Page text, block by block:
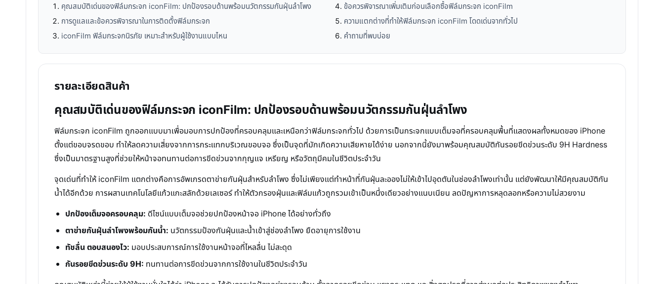
คุณสมบัติเด่นของฟิล์มกระจก iconFilm: ปกป้องรอบด้านพร้อมนวัตกรรมกันฝุ่นลำโพง
การดูแลและข้อควรพิจารณาในการติดตั้งฟิล์มกระจก
iconFilm ฟิล์มกระจกนิรภัย เหมาะสำหรับผู้ใช้งานแบบไหน
ข้อควรพิจารณาเพิ่มเติมก่อนเลือกซื้อฟิล์มกระจก iconFilm
ความแตกต่างที่ทำให้ฟิล์มกระจก iconFilm โดดเด่นจากทั่วไป
คำถามที่พบบ่อย
รายละเอียดสินค้า
คุณสมบัติเด่นของฟิล์มกระจก iconFilm: ปกป้องรอบด้านพร้อมนวัตกรรมกันฝุ่นลำโพง
ฟิล์มกระจก iconFilm ถูกออกแบบมาเพื่อมอบการปกป้องที่ครอบคลุมและเหนือกว่าฟิล์มกระจกทั่วไป ด้วยการเป็นกระจกแบบเต็มจอที่ครอบคลุมพื้นที่แสดงผลทั้งหมดของ iPhone
ตั้งแต่ขอบจรดขอบ ทำให้ลดความเสี่ยงจากการกระแทกบริเวณขอบจอ ซึ่งเป็นจุดที่มักเกิดความเสียหายได้ง่าย นอกจากนี้ยังมาพร้อมคุณสมบัติกันรอยขีดข่วนระดับ 9H Hardness
ซึ่งเป็นมาตรฐานสูงที่ช่วยให้หน้าจอทนทานต่อการขีดข่วนจากกุญแจ เหรียญ หรือวัตถุมีคมในชีวิตประจำวัน
จุดเด่นที่ทำให้ iconFilm แตกต่างคือการอัพเกรดตาข่ายกันฝุ่นสำหรับลำโพง ซึ่งไม่เพียงแต่ทำหน้าที่กันฝุ่นละอองไม่ให้เข้าไปอุดตันในช่องลำโพงเท่านั้น แต่ยังพัฒนาให้มีคุณสมบัติกัน
น้ำได้อีกด้วย การผสานเทคโนโลยีแก้วแกะสลักด้วยเลเซอร์ ทำให้ตัวกรองฝุ่นและฟิล์มแก้วถูกรวมเข้าเป็นหนึ่งเดียวอย่างแนบเนียน ลดปัญหาการหลุดลอกหรือความไม่สวยงาม
ปกป้องเต็มจอครอบคลุม: ดีไซน์แบบเต็มจอช่วยปกป้องหน้าจอ iPhone ได้อย่างทั่วถึง
ตาข่ายกันฝุ่นลำโพงพร้อมกันน้ำ: นวัตกรรมป้องกันฝุ่นและน้ำเข้าสู่ช่องลำโพง ยืดอายุการใช้งาน
ทัชลื่น ตอบสนองไว: มอบประสบการณ์การใช้งานหน้าจอที่ไหลลื่น ไม่สะดุด
กันรอยขีดข่วนระดับ 9H: ทนทานต่อการขีดข่วนจากการใช้งานในชีวิตประจำวัน